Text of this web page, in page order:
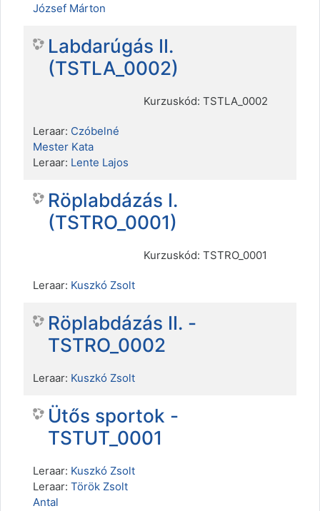
József Márton
Labdarúgás II.
(TSTLA_0002)
Kurzuskód: TSTLA_0002
Leraar: Czóbelné
Mester Kata
Leraar: Lente Lajos
Röplabdázás I.
(TSTRO_0001)
Kurzuskód: TSTRO_0001
Leraar: Kuszkó Zsolt
Röplabdázás II. -
TSTRO_0002
Leraar: Kuszkó Zsolt
Ütős sportok -
TSTUT_0001
Leraar: Kuszkó Zsolt
Leraar: Török Zsolt
Antal